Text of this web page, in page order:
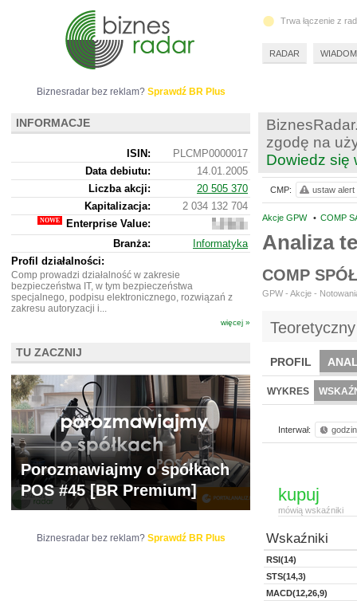
zgodę na
Dowiedz się
Akcje GPW • COMP
Analiza
COMP
GPW - Akcje -
PROFIL
WYCENA BR
WYKRES
Interwał:
kupuj
mówią wskaźniki
Wskaźniki
RSI(14)
STS(14,3)
MACD(12,26,9)
CMP: ustaw alert
Biznesradar bez reklam? Sprawdź BR Plus
INFORMACJE
ISIN:
PLCMP0000017
Data debiutu:
14.01.2005
Liczba akcji:
20 505 370
Kapitalizacja:
2 034 132 704
Enterprise Value:
2
096
802
Branża:
Informatyka
Profil działalności:
Comp prowadzi działalność w zakresie
bezpieczeństwa IT, w tym bezpieczeństwa
specjalnego, podpisu elektronicznego, rozwiązań z
zakresu autoryzacji i...
więcej »
TU ZACZNIJ
Porozmawiajmy o spółkach
POS #45 [BR Premium]
Biznesradar bez reklam? Sprawdź BR Plus
Trwa łączenie z
RADAR